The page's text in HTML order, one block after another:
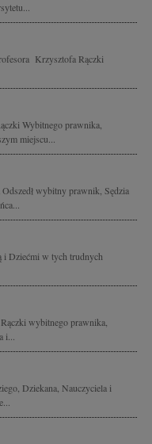
Krzysztofa Rączki
Wybitnego prawnika,
miejscu...
wybitny prawnik, Sędzia
i Dziećmi w tych trudnych
wybitnego prawnika,
Dziekana, Nauczyciela i